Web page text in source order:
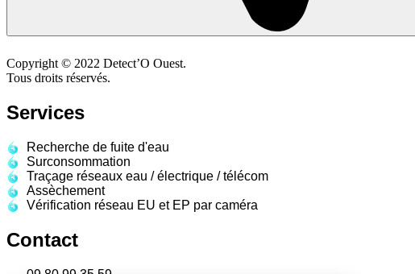
Copyright © 2022 Detect’O Ouest.
Tous droits réservés.
Services
Recherche de fuite d'eau
Surconsommation
Traçage réseaux eau / électrique / télécom
Assèchement
Vérification réseau EU et EP par caméra
Contact